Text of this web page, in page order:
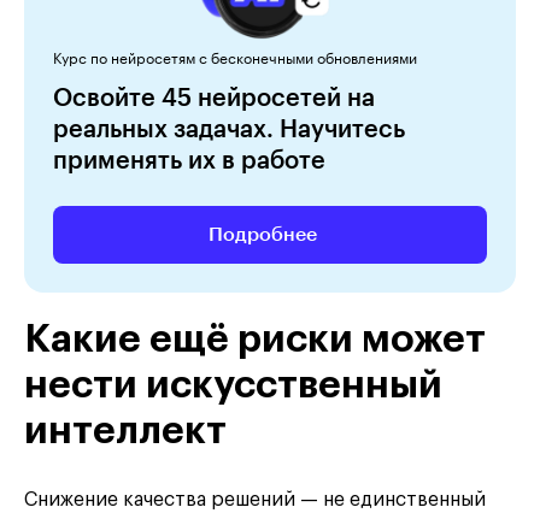
Курс по нейросетям с бесконечными обновлениями
Освойте 45 нейросетей на
реальных задачах. Научитесь
применять их в работе
Подробнее
Какие ещё риски может
нести искусственный
интеллект
Снижение качества решений — не единственный